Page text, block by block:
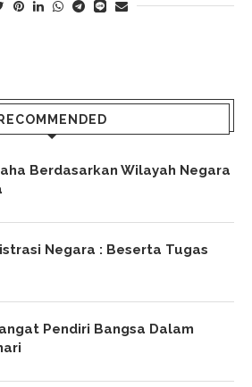
RECOMMENDED
Berdasarkan Wilayah Negara
Negara : Beserta Tugas
Pendiri Bangsa Dalam